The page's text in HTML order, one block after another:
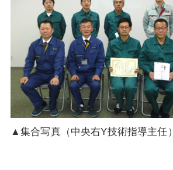
▲集合写真（中央右Y技術指導主任）